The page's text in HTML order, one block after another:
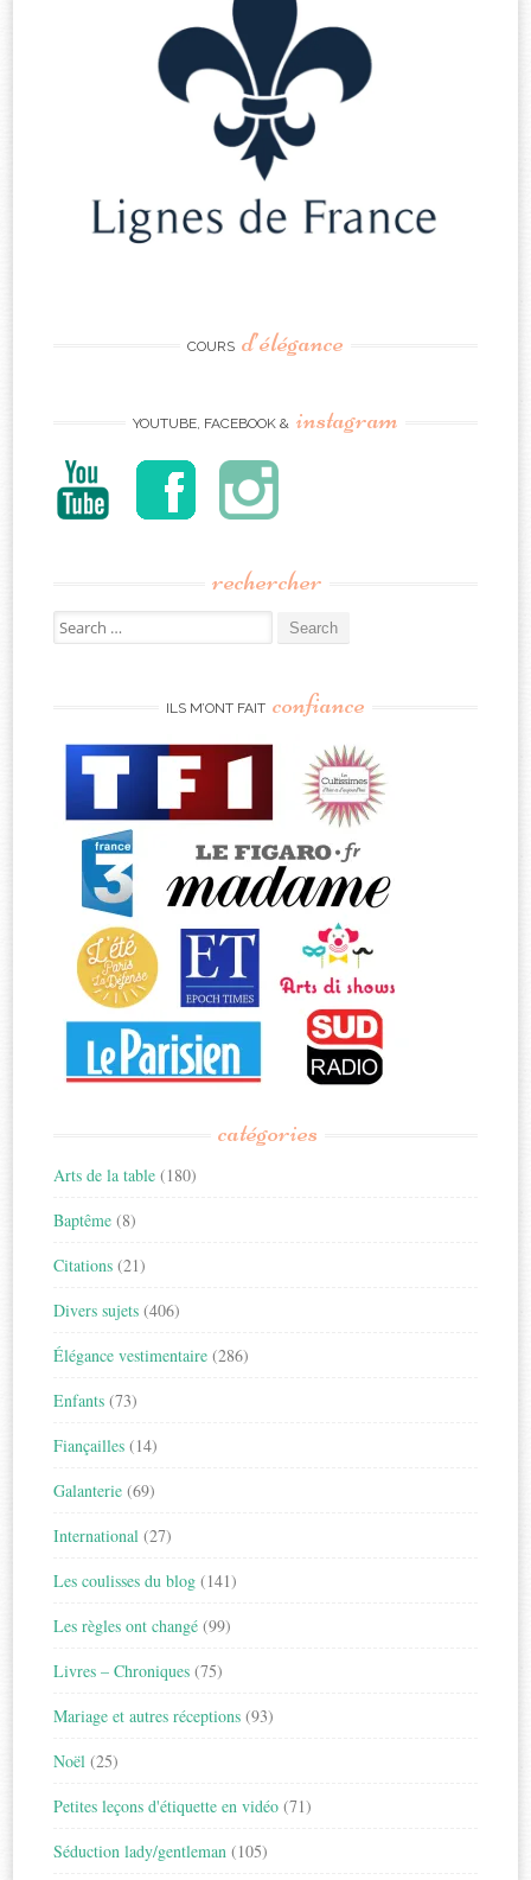
COURS d’élégance
YOUTUBE, FACEBOOK & instagram
rechercher
Search
for:
ILS M’ONT FAIT confiance
catégories
Arts de la table (180)
Baptême (8)
Citations (21)
Divers sujets (406)
Élégance vestimentaire (286)
Enfants (73)
Fiançailles (14)
Galanterie (69)
International (27)
Les coulisses du blog (141)
Les règles ont changé (99)
Livres – Chroniques (75)
Mariage et autres réceptions (93)
Noël (25)
Petites leçons d'étiquette en vidéo (71)
Séduction lady/gentleman (105)